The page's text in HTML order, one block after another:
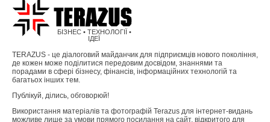
БІЗНЕС • ТЕХНОЛОГІЇ •
ІДЕЇ
TERAZUS - це діалоговий майданчик для підприємців нового покоління,
де кожен може поділитися передовим досвідом, знаннями та
порадами в сфері бізнесу, фінансів, інформаційних технологій та
багатьох інших тем.
Публікуй, ділись, обговорюй!
Використання матеріалів та фотографій Terazus для інтернет-видань
можливе лише за умови прямого посилання на сайт, відкритого для